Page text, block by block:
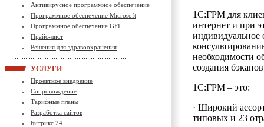
Антивирусное программное обеспечение
Программное обеспечение Microsoft
Программное обеспечение GFI
Прайс-лист
Решения для здравоохранения
УСЛУГИ
Проектное внедрение
Сопровождение
Тарифные планы
Разработка сайтов
Битрикс 24
1С:ГРМ для
интернет и при
индивидуальное
необходимости
создания
1С:ГРМ – это:
· Широкий
типовых и 23